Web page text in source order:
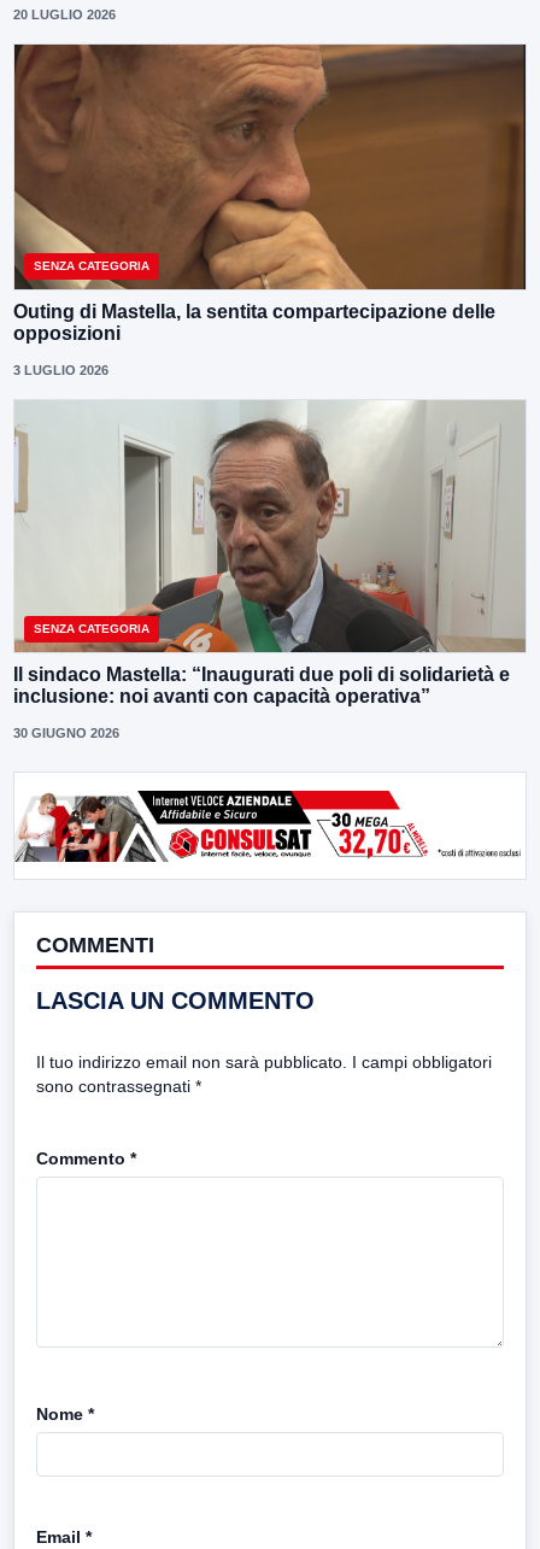
20 LUGLIO 2026
SENZA CATEGORIA
Outing di Mastella, la sentita compartecipazione delle
opposizioni
3 LUGLIO 2026
SENZA CATEGORIA
Il sindaco Mastella: “Inaugurati due poli di solidarietà e
inclusione: noi avanti con capacità operativa”
30 GIUGNO 2026
COMMENTI
LASCIA UN COMMENTO
Il tuo indirizzo email non sarà pubblicato. I campi obbligatori
sono contrassegnati *
Commento *
Nome *
Email *